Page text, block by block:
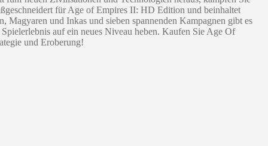
für Age of Empires II: HD Edition und beinhaltet
und Inkas und sieben spannenden Kampagnen gibt es
auf ein neues Niveau heben. Kaufen Sie Age Of
und Eroberung!